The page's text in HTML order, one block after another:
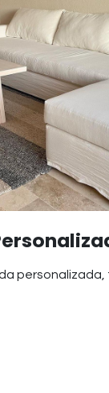
personalizada,